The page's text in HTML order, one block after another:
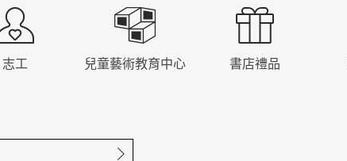
志工 兒童藝術教育中心 書店禮品
確定送出